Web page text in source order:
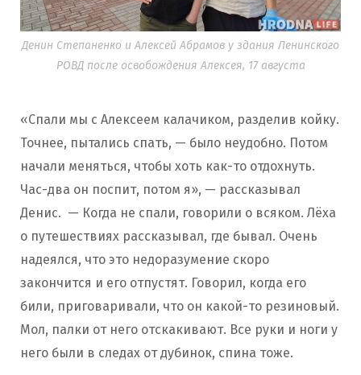
Денин Степаненко и Алексей Абрамов у здания Ленинского
РОВД после освобождения Алексея, 17 августа
«Спали мы с Алексеем калачиком, разделив койку.
Точнее, пытались спать, — было неудобно. Потом
начали меняться, чтобы хоть как-то отдохнуть.
Час-два он поспит, потом я», — рассказывал
Денис. — Когда не спали, говорили о всяком. Лёха
о путешествиях рассказывал, где бывал. Очень
надеялся, что это недоразумение скоро
закончится и его отпустят. Говорил, когда его
били, приговаривали, что он какой-то резиновый.
Мол, палки от него отскакивают. Все руки и ноги у
него были в следах от дубинок, спина тоже.